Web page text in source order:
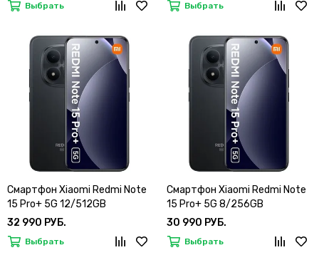
Выбрать Выбрать
Смартфон Xiaomi Redmi Note
15 Pro+ 5G 12/512GB
32 990 РУБ.
Выбрать
Смартфон Xiaomi Redmi Note
15 Pro+ 5G 8/256GB
30 990 РУБ.
Выбрать